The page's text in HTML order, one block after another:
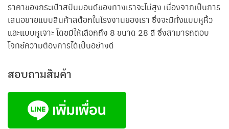
ราคาของกระเป๋าสปันบอนด์ของทางเราจะไม่สูง เนื่องจากเป็นการ
เสนอขายแบบสินค้าสต๊อกในโรงงานของเรา ซึ่งจะมีทั้งแบบหูหิ้ว
และแบบหูเจาะ โดยมีให้เลือกถึง 8 ขนาด 28 สี ซึ่งสามารถตอบ
โจทย์ความต้องการได้เป็นอย่างดี
สอบถามสินค้า